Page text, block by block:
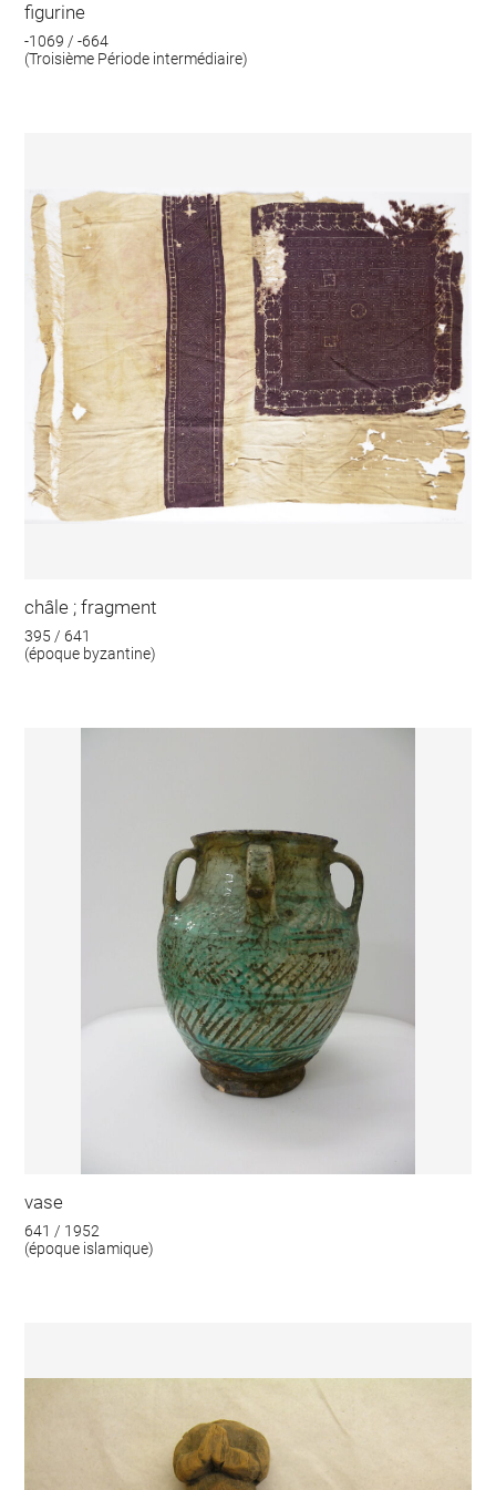
figurine
-1069 / -664
(Troisième Période intermédiaire)
châle ; fragment
395 / 641
(époque byzantine)
vase
641 / 1952
(époque islamique)